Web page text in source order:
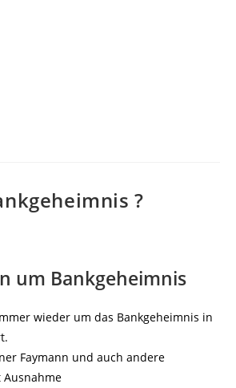
?
um Bankgeheimnis
wieder um das Bankgeheimnis in
Faymann und auch andere